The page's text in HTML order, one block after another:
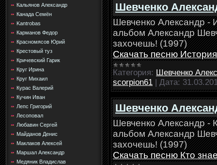
Кальянов Александр
Канада Семён
Kantrobas
Карманов Федор
Красномясов Юрий
Крестовый туз
Кричевский Гарик
Круг Ирина
Круг Михаил
Курас Валерий
Кучин Иван
Лепс Григорий
Лесоповал
Любавин Сергей
Майданов Денис
Маклаков Алексей
Маршал Александр
Медяник Владислав
Шевченко
Шевченко Александр -
альбом Александр
захочешь! (1997)
Скачать песню История
Категория: Шевченко
scorpion61 | Дата:
Шевченко
Шевченко Александр -
альбом Александр
захочешь! (1997)
Скачать песню Кто